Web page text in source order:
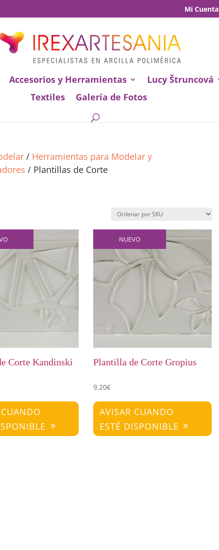
Mi Cuenta
Accesorios y Herramientas Lucy Štruncová
Textiles
Galería de Fotos
/ Herramientas para Modelar y
/ Plantillas de Corte
Corte Kandinski
NUEVO
Plantilla de Corte Gropius
9,20€
AVISAR CUANDO
ESTÉ DISPONIBLE